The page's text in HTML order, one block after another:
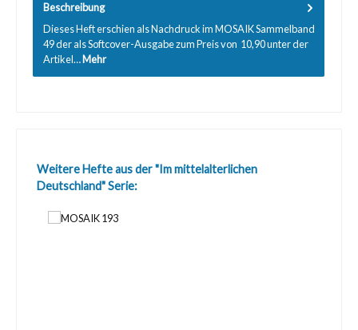
Beschreibung
Dieses Heft erschien als Nachdruck im MOSAIK Sammelband
49 der als Softcover-Ausgabe zum Preis von  10,90 unter der
Artikel…Mehr
Produktgalerie überspringen
Weitere Hefte aus der "Im mittelalterlichen
Deutschland" Serie: